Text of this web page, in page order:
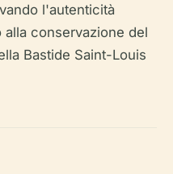
l'autenticità
conservazione del
Bastide Saint-Louis